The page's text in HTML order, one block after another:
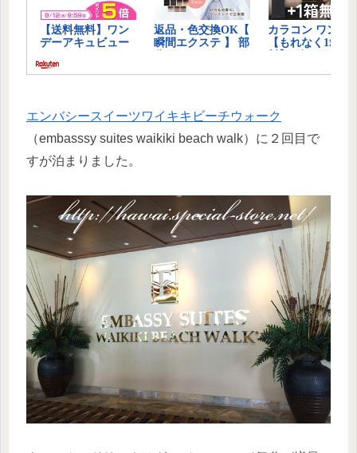
エンバシースイーツワイキキビーチウォーク
（embasssy suites waikiki beach walk）に２回目で
すが泊まりました。